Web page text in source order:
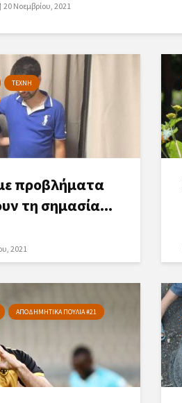
20 Νοεμβρίου, 2021
ΤΕΧΝΗ
προβλήματα
τη σημασία...
2021
ΑΠΟΔΗΜΗΤΙΚΑ ΠΟΥΛΙΑ #21